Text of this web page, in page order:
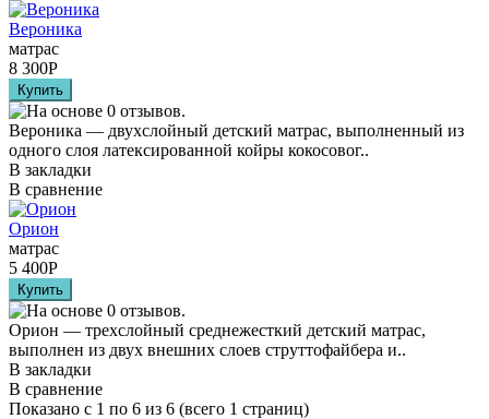
Вероника
матрас
8 300Р
Вероника — двухслойный детский матрас, выполненный из
одного слоя латексированной койры кокосовог..
В закладки
В сравнение
Орион
матрас
5 400Р
Орион — трехслойный среднежесткий детский матрас,
выполнен из двух внешних слоев струттофайбера и..
В закладки
В сравнение
Показано с 1 по 6 из 6 (всего 1 страниц)